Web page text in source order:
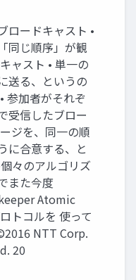
ロードキャスト •
同じ順序」が観
ャスト • 単一の
送る、というの
参加者がそれぞ
受信したブロー
ジを、同一の順
に合意する、と
々のアルゴリズ
また今度
Atomic
トコルを 使って
NTT Corp.
20